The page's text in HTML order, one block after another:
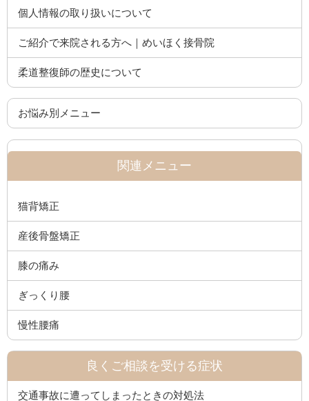
個人情報の取り扱いについて
ご紹介で来院される方へ｜めいほく接骨院
柔道整復師の歴史について
お悩み別メニュー
関連メニュー
猫背矯正
産後骨盤矯正
膝の痛み
ぎっくり腰
慢性腰痛
良くご相談を受ける症状
交通事故に遭ってしまったときの対処法